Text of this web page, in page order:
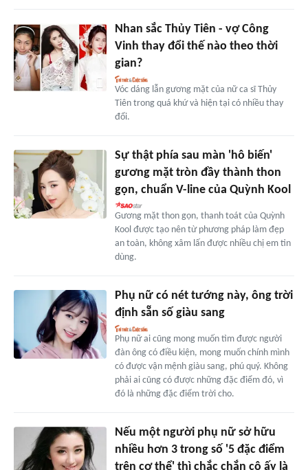
Nhan sắc Thủy Tiên - vợ Công
Vinh thay đổi thế nào theo thời
gian?
Vóc dáng lẫn gương mặt của nữ ca sĩ Thủy
Tiên trong quá khứ và hiện tại có nhiều thay
đổi.
Sự thật phía sau màn 'hô biến'
gương mặt tròn đầy thành thon
gọn, chuẩn V-line của Quỳnh Kool
Gương mặt thon gọn, thanh toát của Quỳnh
Kool được tạo nên từ phương pháp làm đẹp
an toàn, không xâm lấn được nhiều chị em tin
dùng.
Phụ nữ có nét tướng này, ông trời
định sẵn số giàu sang
Phụ nữ ai cũng mong muốn tìm được người
đàn ông có điều kiện, mong muốn chính mình
có được vận mệnh giàu sang, phú quý. Không
phải ai cũng có được những đặc điểm đó, vì
đó là những đặc điểm trời cho.
Nếu một người phụ nữ sở hữu
nhiều hơn 3 trong số '5 đặc điểm
trên cơ thể' thì chắc chắn cô ấy là